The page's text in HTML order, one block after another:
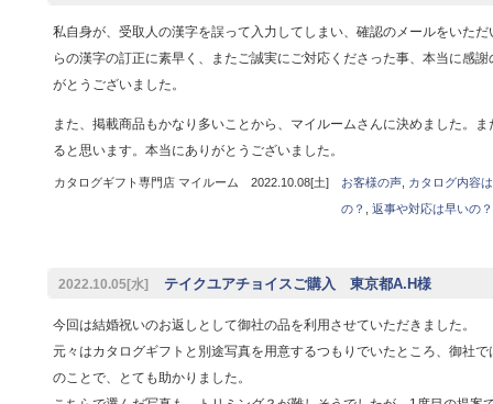
私自身が、受取人の漢字を誤って入力してしまい、確認のメールをいた
らの漢字の訂正に素早く、またご誠実にご対応くださった事、本当に感
がとうございました。
また、掲載商品もかなり多いことから、マイルームさんに決めました。
ると思います。本当にありがとうございました。
カタログギフト専門店 マイルーム 2022.10.08[土] お客様の声, カタログ内容
の？
返事や対応は早いの？
2022.10.05[水] テイクユアチョイスご購入 東京都A.H様
今回は結婚祝いのお返しとして御社の品を利用させていただきました。
元々はカタログギフトと別途写真を用意するつもりでいたところ、御社
のことで、とても助かりました。